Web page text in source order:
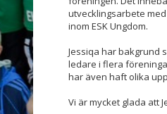
utvecklingsarbete
inom ESK Ungdom.
Jessiqa har bakgrund
ledare i flera
har även haft olika
Vi är mycket glada att